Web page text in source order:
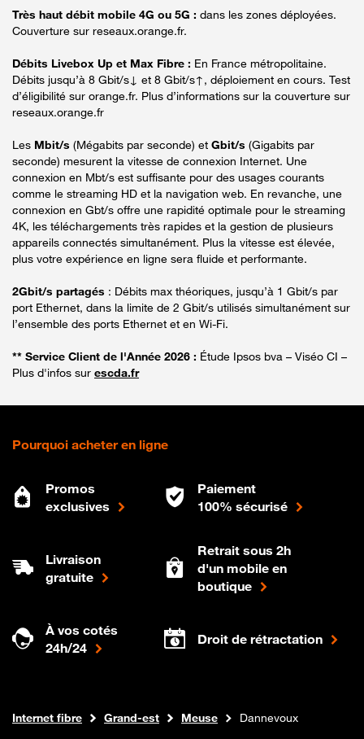
Très haut débit mobile 4G ou 5G : dans les zones déployées.
Couverture sur reseaux.orange.fr.
Débits Livebox Up et Max Fibre : En France métropolitaine.
Débits jusqu’à 8 Gbit/s↓ et 8 Gbit/s↑, déploiement en cours. Test
d’éligibilité sur orange.fr. Plus d’informations sur la couverture sur
reseaux.orange.fr
Les Mbit/s (Mégabits par seconde) et Gbit/s (Gigabits par
seconde) mesurent la vitesse de connexion Internet. Une
connexion en Mbt/s est suffisante pour des usages courants
comme le streaming HD et la navigation web. En revanche, une
connexion en Gbt/s offre une rapidité optimale pour le streaming
4K, les téléchargements très rapides et la gestion de plusieurs
appareils connectés simultanément. Plus la vitesse est élevée,
plus votre expérience en ligne sera fluide et performante.
2Gbit/s partagés : Débits max théoriques, jusqu’à 1 Gbit/s par
port Ethernet, dans la limite de 2 Gbit/s utilisés simultanément sur
l’ensemble des ports Ethernet et en Wi-Fi.
** Service Client de l'Année 2026 : Étude Ipsos bva – Viséo CI –
Plus d'infos sur escda.fr
Pourquoi acheter en ligne
Promos
exclusives
Paiement
100% sécurisé
Livraison
gratuite
Retrait sous 2h
d'un mobile en
boutique
À vos cotés
24h/24
Droit de rétractation
Boutique Orange
Internet fibre Grand-est Meuse Dannevoux